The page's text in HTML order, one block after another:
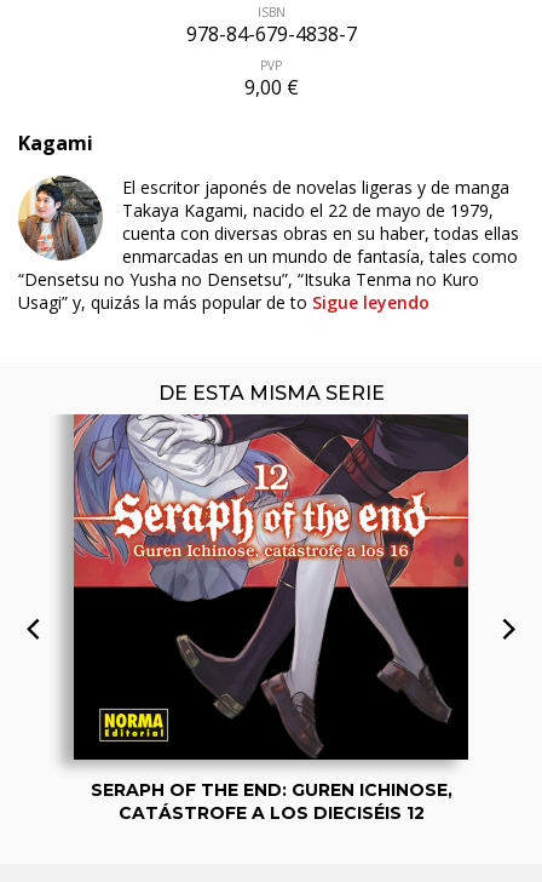
ISBN
978-84-679-4838-7
PVP
9,00 €
Kagami
El escritor japonés de novelas ligeras y de manga
Takaya Kagami, nacido el 22 de mayo de 1979,
cuenta con diversas obras en su haber, todas ellas
enmarcadas en un mundo de fantasía, tales como
“Densetsu no Yusha no Densetsu”, “Itsuka Tenma no Kuro
Usagi” y, quizás la más popular de to Sigue leyendo
DE ESTA MISMA SERIE
SERAPH OF THE END: GUREN ICHINOSE,
CATÁSTROFE A LOS DIECISÉIS 12